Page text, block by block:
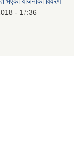
- 17:36